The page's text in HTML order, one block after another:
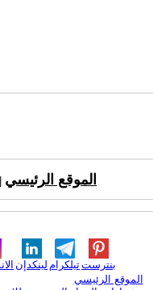
الموقع الرئيسي
لينكدإن تيلكرامبنترست
الموقع الرئيسي